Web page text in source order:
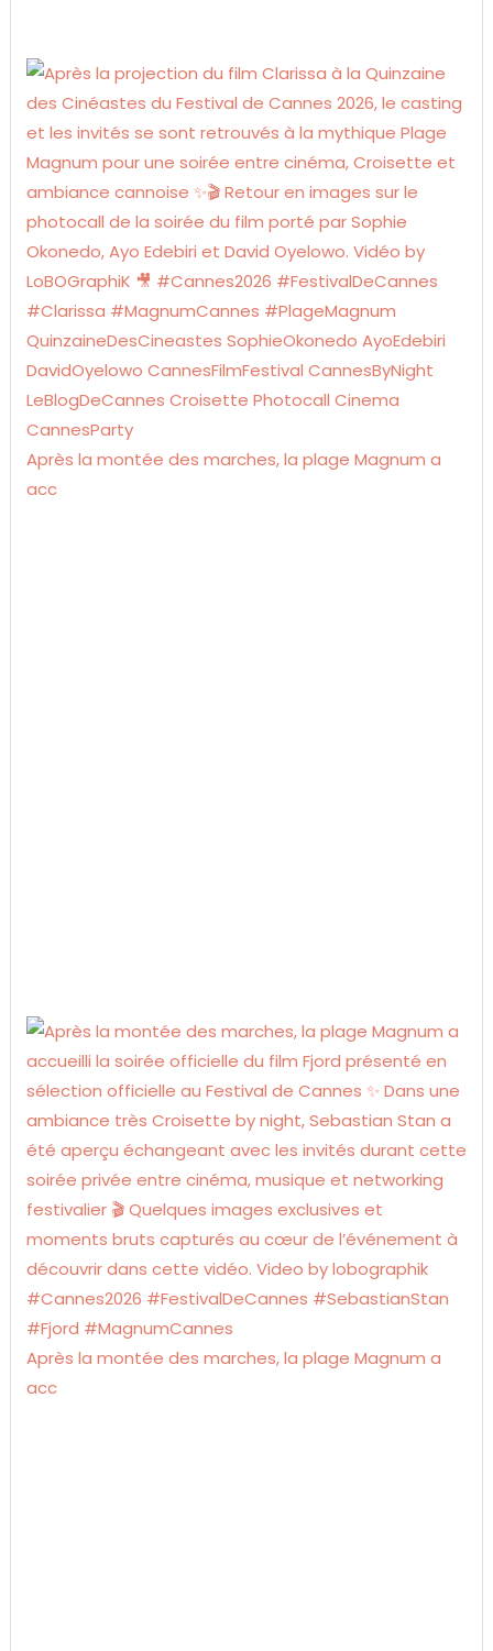
Après la montée des marches, la plage Magnum a
acc
Après la montée des marches, la plage Magnum a
acc